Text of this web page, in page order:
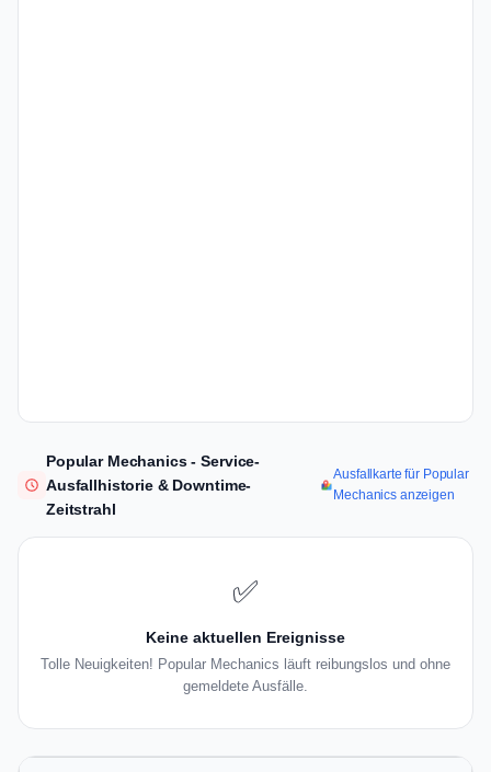
Popular Mechanics - Service-
Ausfallhistorie & Downtime-
Zeitstrahl
Ausfallkarte für Popular
Mechanics anzeigen
✅
Keine aktuellen Ereignisse
Tolle Neuigkeiten! Popular Mechanics läuft reibungslos und ohne
gemeldete Ausfälle.